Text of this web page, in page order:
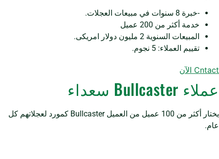
-خبرة 8 سنوات في مبيعات العجلات.
خدمة أكثر من 200 عميل
المبيعات السنوية 2 مليون دولار امريكى.
تقييم العملاء: 5 نجوم.
Cntact الآن
عملاء Bullcaster سعداء
يختار أكثر من 100 عميل من العميل Bullcaster كمورد لعجلاتهم كل
عام.